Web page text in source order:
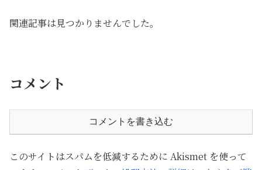
関連記事は見つかりませんでした。
コメント
コメントを書き込む
このサイトはスパムを低減するために Akismet を使って